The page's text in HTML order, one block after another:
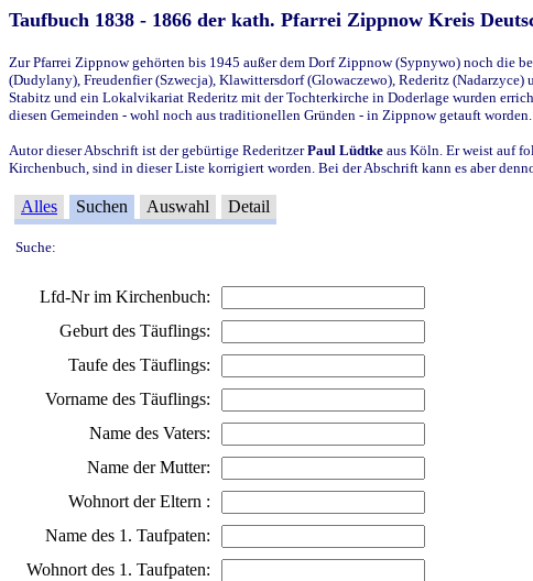
Taufbuch 1838 - 1866 der kath. Pfarrei Zippnow Kreis
Zur Pfarrei Zippnow gehörten bis 1945 außer dem Dorf Zippnow (Sypnywo) noch die
(Dudylany), Freudenfier (Szwecja), Klawittersdorf (Glowaczewo), Rederitz
Stabitz und ein Lokalvikariat Rederitz mit der Tochterkirche in Doderlage wurden
diesen Gemeinden - wohl noch aus traditionellen Gründen - in Zippnow getauft worden.
Autor dieser Abschrift ist der gebürtige RederitzerPaul Lüdtke aus Köln. Er weist auf
Kirchenbuch, sind in dieser Liste korrigiert worden. Bei der Abschrift kann es aber
Alles Suchen Auswahl Detail
Suche:
Lfd-Nr im Kirchenbuch:
Geburt des Täuflings:
Taufe des Täuflings:
Vorname des Täuflings:
Name des Vaters:
Name der Mutter:
Wohnort der Eltern :
Name des 1. Taufpaten:
Wohnort des 1. Taufpaten: